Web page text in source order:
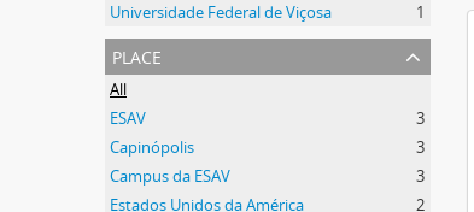
Universidade Federal de Viçosa
1
place
All
ESAV
3
Capinópolis
3
Campus da ESAV
3
Estados Unidos da América
2